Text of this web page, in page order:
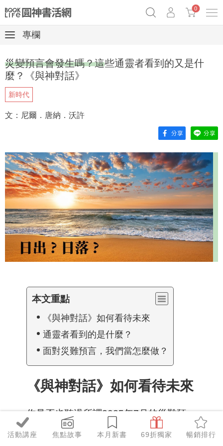
Netflix話題章魚小說！
0
活動講座 焦點故事 本月新書 69折獨家 暢銷排行
專欄
災變預言會發生嗎？這些通靈者看到的又是什
麼？《與神對話》
新時代
文：尼爾．唐納．沃許
本文重點
《與神對話》如何看待未來
通靈者看到的是什麼？
面對災難預言，我們當怎麼做？
《與神對話》如何看待未來
你是否也聽過所謂2025年7月的災難預
言？這些通靈者看到的是什麼？